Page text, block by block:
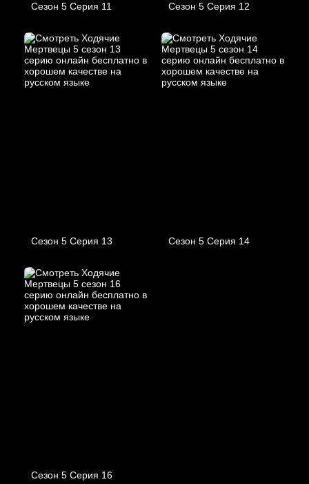
Сезон 5 Серия 11 Сезон 5 Серия 12
Сезон 5 Серия 13 Сезон 5 Серия 14
Сезон 5 Серия 16